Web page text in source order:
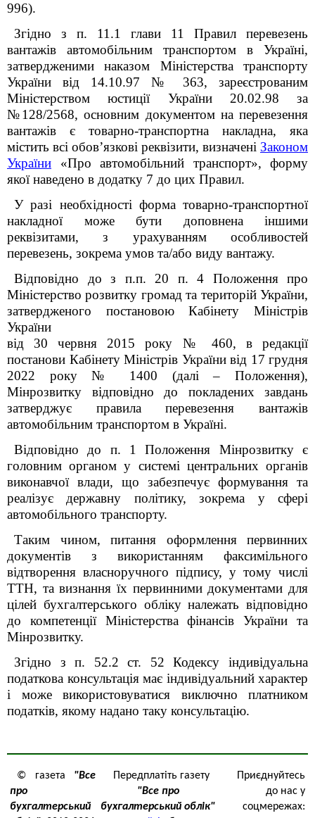
996).
Згідно з п. 11.1 глави 11 Правил перевезень
вантажів автомобільним транспортом в Україні,
затвердженими наказом Міністерства транспорту
України від 14.10.97 № 363, зареєстрованим
Міністерством юстиції України 20.02.98 за
№128/2568, основним документом на перевезення
вантажів є товарно-транспортна накладна, яка
містить всі обов’язкові реквізити, визначені Законом
України «Про автомобільний транспорт», форму
якої наведено в додатку 7 до цих Правил.
У разі необхідності форма товарно-транспортної
накладної може бути доповнена іншими
реквізитами, з урахуванням особливостей
перевезень, зокрема умов та/або виду вантажу.
Відповідно до з п.п. 20 п. 4 Положення про
Міністерство розвитку громад та територій України,
затвердженого постановою Кабінету Міністрів
України
від 30 червня 2015 року № 460, в редакції
постанови Кабінету Міністрів України від 17 грудня
2022 року № 1400 (далі – Положення),
Мінрозвитку відповідно до покладених завдань
затверджує правила перевезення вантажів
автомобільним транспортом в Україні.
Відповідно до п. 1 Положення Мінрозвитку є
головним органом у системі центральних органів
виконавчої влади, що забезпечує формування та
реалізує державну політику, зокрема у сфері
автомобільного транспорту.
Таким чином, питання оформлення первинних
документів з використанням факсимільного
відтворення власноручного підпису, у тому числі
ТТН, та визнання їх первинними документами для
цілей бухгалтерського обліку належать відповідно
до компетенції Міністерства фінансів України та
Мінрозвитку.
Згідно з п. 52.2 ст. 52 Кодексу індивідуальна
податкова консультація має індивідуальний характер
і може використовуватися виключно платником
податків, якому надано таку консультацію.
© газета "Все
про
бухгалтерський
Передплатіть газету
"Все про
бухгалтерський облік"
Приєднуйтесь
до нас у
соцмережах: